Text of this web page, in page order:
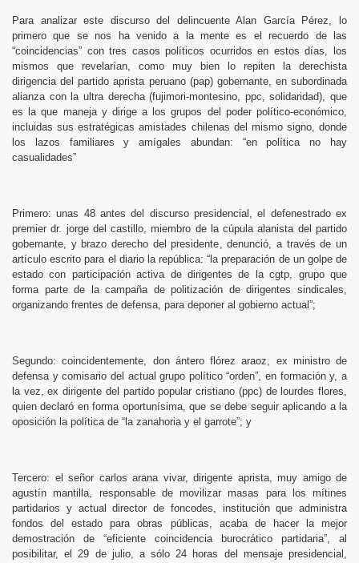
Para analizar este discurso del delincuente Alan García Pérez, lo
primero que se nos ha venido a la mente es el recuerdo de las
“coincidencias” con tres casos políticos ocurridos en estos días, los
mismos que revelarían, como muy bien lo repiten la derechista
dirigencia del partido aprista peruano (pap) gobernante, en subordinada
alianza con la ultra derecha (fujimori-montesino, ppc, solidaridad), que
es la que maneja y dirige a los grupos del poder político-económico,
incluidas sus estratégicas amistades chilenas del mismo signo, donde
los lazos familiares y amígales abundan: “en política no hay
casualidades”
Primero: unas 48 antes del discurso presidencial, el defenestrado ex
premier dr. jorge del castillo, miembro de la cúpula alanista del partido
gobernante, y brazo derecho del presidente, denunció, a través de un
artículo escrito para el diario la república: “la preparación de un golpe de
estado con participación activa de dirigentes de la cgtp, grupo que
forma parte de la campaña de politización de dirigentes sindicales,
organizando frentes de defensa, para deponer al gobierno actual”;
Segundo: coincidentemente, don ántero flórez araoz, ex ministro de
defensa y comisario del actual grupo político “orden”, en formación y, a
la vez, ex dirigente del partido popular cristiano (ppc) de lourdes flores,
quien declaró en forma oportunísima, que se debe seguir aplicando a la
oposición la política de “la zanahoria y el garrote”; y
Tercero: el señor carlos arana vivar, dirigente aprista, muy amigo de
agustín mantilla, responsable de movilizar masas para los mítines
partidarios y actual director de foncodes, institución que administra
fondos del estado para obras públicas, acaba de hacer la mejor
demostración de “eficiente coincidencia burocrático partidaria”, al
posibilitar, el 29 de julio, a sólo 24 horas del mensaje presidencial,